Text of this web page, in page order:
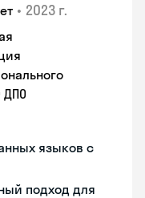
• 2023 г.
ДПО
языков с
подход для